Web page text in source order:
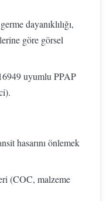
dayanıklılığı,
göre görsel
uyumlu PPAP
hasarını önlemek
(COC, malzeme